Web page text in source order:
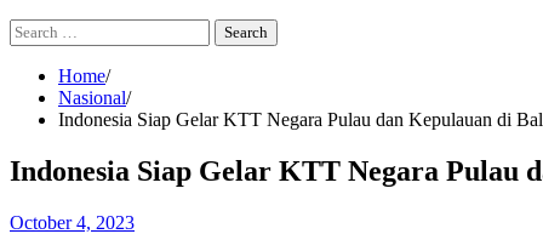
Search
for:
Home
Nasional
Indonesia Siap Gelar KTT Negara Pulau dan Kepulauan di
Indonesia Siap Gelar KTT Negara Pulau
October 4, 2023